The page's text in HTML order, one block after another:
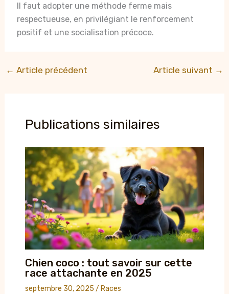
Il faut adopter une méthode ferme mais
respectueuse, en privilégiant le renforcement
positif et une socialisation précoce.
← Article précédent Article suivant →
Publications similaires
Chien coco : tout savoir sur cette
race attachante en 2025
septembre 30, 2025 / Races